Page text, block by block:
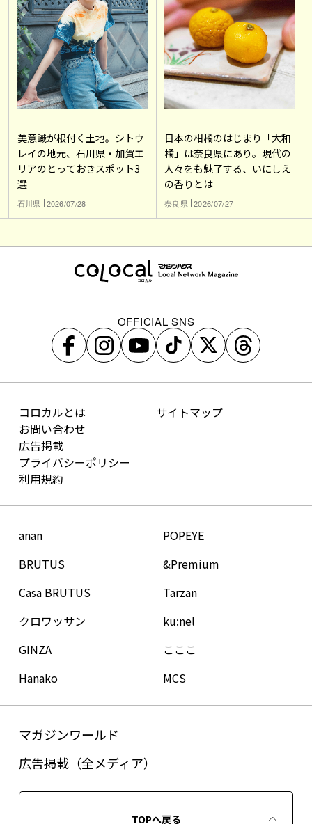
美意識が根付く土地。シトウ
レイの地元、石川県・加賀エ
リアのとっておきスポット3
選
石川県 2026/07/28
日本の柑橘のはじまり「大和
橘」は奈良県にあり。現代の
人々をも魅了する、いにしえ
の香りとは
奈良県 2026/07/27
OFFICIAL SNS
コロカルとは
お問い合わせ
広告掲載
プライバシーポリシー
利用規約
サイトマップ
anan
BRUTUS
Casa BRUTUS
クロワッサン
GINZA
Hanako
POPEYE
&Premium
Tarzan
ku:nel
こここ
MCS
マガジンワールド
広告掲載（全メディア）
TOPへ戻る